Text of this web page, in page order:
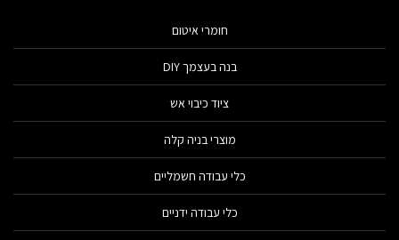
חומרי איטום
בנה בעצמך DIY
ציוד כיבוי אש
מוצרי בניה קלה
כלי עבודה חשמליים
כלי עבודה ידניים